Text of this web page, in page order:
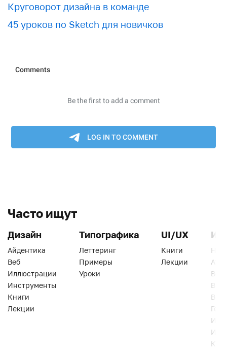
Круговорот дизайна в команде
45 уроков по Sketch для новичков
Часто ищут
Дизайн
Айдентика
Веб
Иллюстрации
Инструменты
Книги
Лекции
Типографика
Леттеринг
Примеры
Уроки
UI/UX
Книги
Лекции
Веб